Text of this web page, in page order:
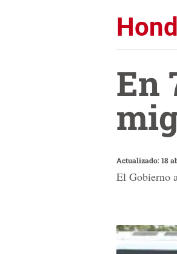
En
Actualizado: 18
El Gobierno